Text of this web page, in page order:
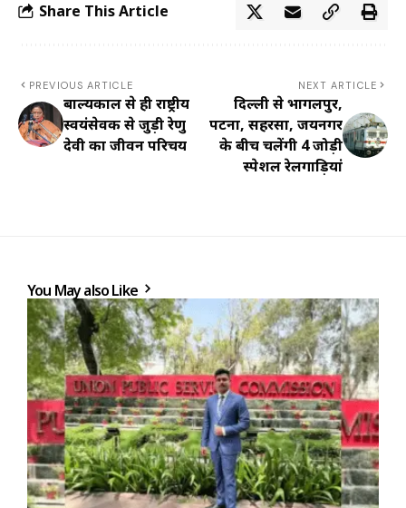
Share This Article
PREVIOUS ARTICLE
बाल्यकाल से ही राष्ट्रीय
स्वयंसेवक से जुड़ी रेणु
देवी का जीवन परिचय
NEXT ARTICLE
दिल्ली से भागलपुर,
पटना, सहरसा, जयनगर
के बीच चलेंगी 4 जोड़ी
स्पेशल रेलगाड़ियां
You May also Like